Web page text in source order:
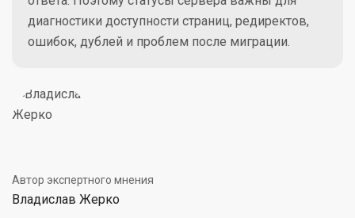
диагностики доступности страниц, редиректов,
ошибок, дублей и проблем после миграции.
Автор экспертного мнения
Владислав Жерко